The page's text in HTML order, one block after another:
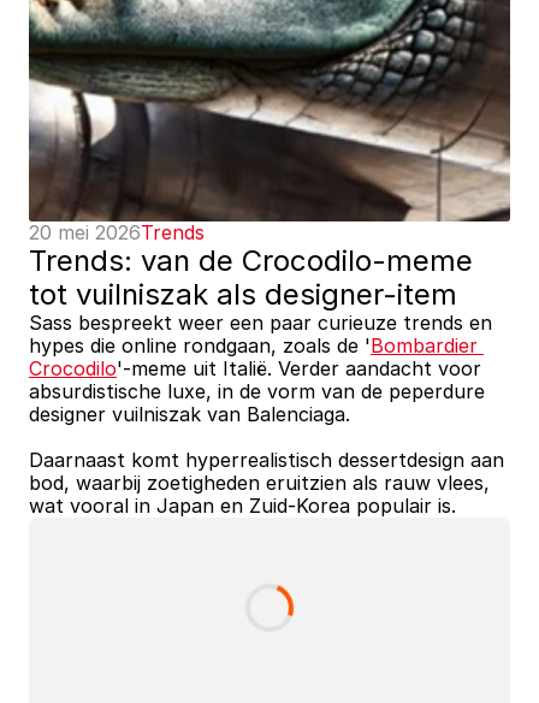
20 mei 2026Trends
Trends: van de Crocodilo-meme
tot vuilniszak als designer-item
Sass bespreekt weer een paar curieuze trends en
hypes die online rondgaan, zoals de 'Bombardier
Crocodilo'-meme uit Italië. Verder aandacht voor
absurdistische luxe, in de vorm van de peperdure
designer vuilniszak van Balenciaga.
Daarnaast komt hyperrealistisch dessertdesign aan
bod, waarbij zoetigheden eruitzien als rauw vlees,
wat vooral in Japan en Zuid-Korea populair is.